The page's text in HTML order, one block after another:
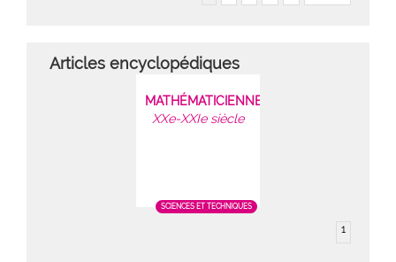
Articles encyclopédiques
MATHÉMATICIENNES
XXe-XXIe siècle
SCIENCES ET TECHNIQUES
1